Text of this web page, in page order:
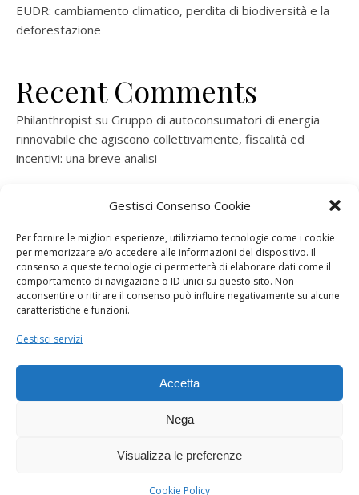
Gestisci Consenso Cookie
Per fornire le migliori esperienze, utilizziamo tecnologie come i cookie
per memorizzare e/o accedere alle informazioni del dispositivo. Il
consenso a queste tecnologie ci permetterà di elaborare dati come il
comportamento di navigazione o ID unici su questo sito. Non
acconsentire o ritirare il consenso può influire negativamente su alcune
caratteristiche e funzioni.
Gestisci servizi
Accetta
Nega
Visualizza le preferenze
Cookie Policy
EUDR: cambiamento climatico, perdita di biodiversità e la
deforestazione
Recent Comments
Philanthropist su Gruppo di autoconsumatori di energia
rinnovabile che agiscono collettivamente, fiscalità ed
incentivi: una breve analisi
rinnovabile che agiscono collettivamente, fiscalità ed
ramatogelsuGruppo di autoconsumatori di energia
rinnovabile che agiscono collettivamente, fiscalità ed
incentivi: una breve analisi
consorzio per la produzione di energia elettrica
Dogana Sostenibile 2026 ©
Ashe Tema di
WP Royal